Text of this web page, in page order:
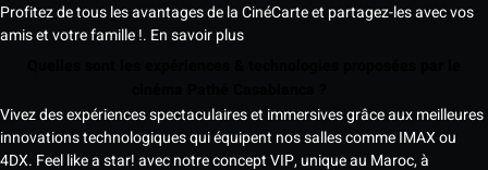
Profitez de tous les avantages de la CinéCarte et partagez-les avec vos
amis et votre famille !. En savoir plus
Vivez des expériences spectaculaires et immersives grâce aux meilleures
innovations technologiques qui équipent nos salles comme IMAX ou
4DX. Feel like a star! avec notre concept VIP, unique au Maroc, à